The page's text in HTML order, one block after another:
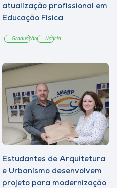
atualização profissional em
Educação Física
Graduação Notícia
Estudantes de Arquitetura
e Urbanismo desenvolvem
projeto para modernização